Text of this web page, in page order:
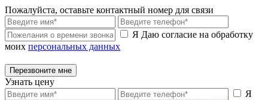
Пожалуйста, оставьте контактный номер для связи
Я Даю согласие на обработку
моих персональных данных
Перезвоните мне
Узнать цену
Я